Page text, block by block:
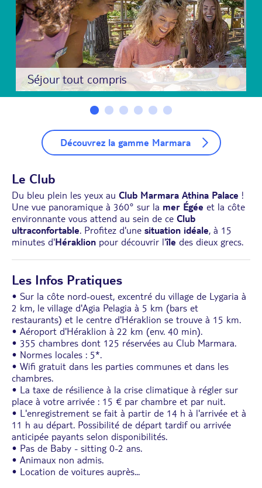
Séjour tout compris
Découvrez la gamme Marmara
Le Club
Du bleu plein les yeux au Club Marmara Athina Palace !
Une vue panoramique à 360° sur la mer Égée et la côte
environnante vous attend au sein de ce Club
ultraconfortable. Profitez d'une situation idéale, à 15
minutes d'Héraklion pour découvrir l'île des dieux grecs.
Les Infos Pratiques
• Sur la côte nord-ouest, excentré du village de Lygaria à
2 km, le village d'Agia Pelagia à 5 km (bars et
restaurants) et le centre d'Héraklion se trouve à 15 km.
• Aéroport d'Héraklion à 22 km (env. 40 min).
• 355 chambres dont 125 réservées au Club Marmara.
• Normes locales : 5*.
• Wifi gratuit dans les parties communes et dans les
chambres.
• La taxe de résilience à la crise climatique à régler sur
place à votre arrivée : 15 € par chambre et par nuit.
• L'enregistrement se fait à partir de 14 h à l'arrivée et à
11 h au départ. Possibilité de départ tardif ou arrivée
anticipée payants selon disponibilités.
• Pas de Baby - sitting 0-2 ans.
• Animaux non admis.
• Location de voitures auprès...